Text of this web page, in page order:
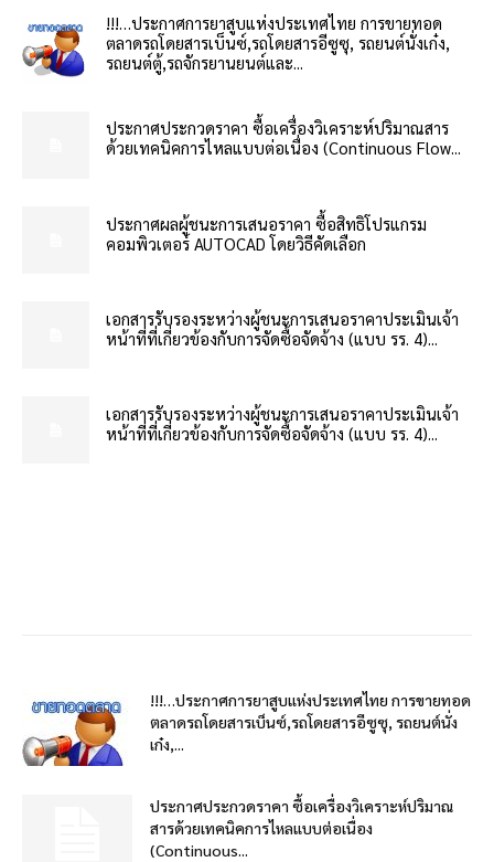
!!!…ประกาศการยาสูบแห่งประเทศไทย การขายทอด
ตลาดรถโดยสารเบ็นซ์,รถโดยสารอีซูซุ, รถยนต์นั่งเก๋ง,
รถยนต์ตู้,รถจักรยานยนต์และ...
ประกาศประกวดราคา ซื้อเครื่องวิเคราะห์ปริมาณสาร
ด้วยเทคนิคการไหลแบบต่อเนื่อง (Continuous Flow...
ประกาศผลผู้ชนะการเสนอราคา ซื้อสิทธิโปรแกรม
คอมพิวเตอร์ AUTOCAD โดยวิธีคัดเลือก
เอกสารรับรองระหว่างผู้ชนะการเสนอราคาประเมินเจ้า
หน้าที่ที่เกี่ยวข้องกับการจัดซื้อจัดจ้าง (แบบ รร. 4)...
เอกสารรับรองระหว่างผู้ชนะการเสนอราคาประเมินเจ้า
หน้าที่ที่เกี่ยวข้องกับการจัดซื้อจัดจ้าง (แบบ รร. 4)...
!!!…ประกาศการยาสูบแห่งประเทศไทย การขายทอด
ตลาดรถโดยสารเบ็นซ์,รถโดยสารอีซูซุ, รถยนต์นั่ง
เก๋ง,...
ประกาศประกวดราคา ซื้อเครื่องวิเคราะห์ปริมาณ
สารด้วยเทคนิคการไหลแบบต่อเนื่อง
(Continuous...